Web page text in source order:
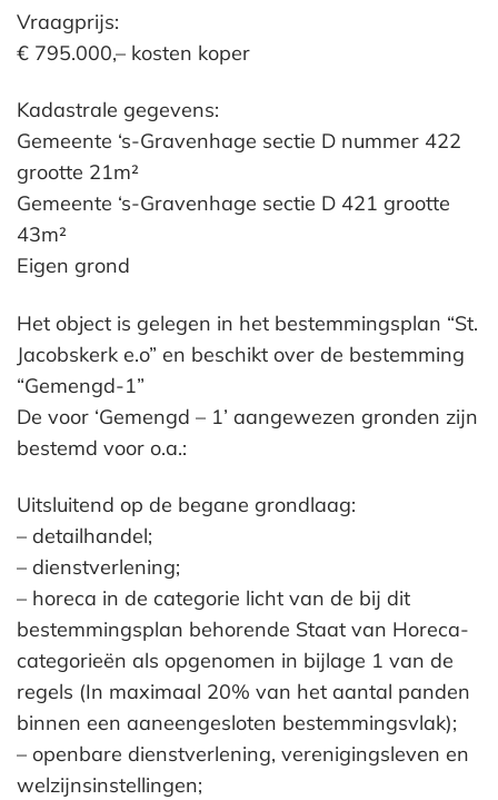
Vraagprijs:
€ 795.000,– kosten koper
Kadastrale gegevens:
Gemeente ‘s-Gravenhage sectie D nummer 422
grootte 21m²
Gemeente ‘s-Gravenhage sectie D 421 grootte
43m²
Eigen grond
Het object is gelegen in het bestemmingsplan “St.
Jacobskerk e.o” en beschikt over de bestemming
“Gemengd-1”
De voor ‘Gemengd – 1’ aangewezen gronden zijn
bestemd voor o.a.:
Uitsluitend op de begane grondlaag:
– detailhandel;
– dienstverlening;
– horeca in de categorie licht van de bij dit
bestemmingsplan behorende Staat van Horeca-
categorieën als opgenomen in bijlage 1 van de
regels (In maximaal 20% van het aantal panden
binnen een aaneengesloten bestemmingsvlak);
– openbare dienstverlening, verenigingsleven en
welzijnsinstellingen;